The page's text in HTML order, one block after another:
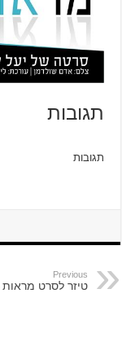
תגובות
תגובות
Previous
טיזר לסרט